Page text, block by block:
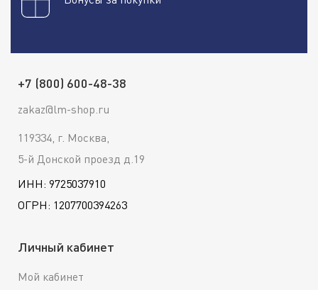
+7 (800) 600-48-38
zakaz@lm-shop.ru
119334, г. Москва,
5-й Донской проезд д.19
ИНН: 9725037910
ОГРН: 1207700394263
Личный кабинет
Мой кабинет